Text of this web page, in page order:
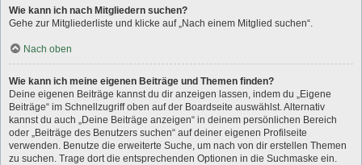
Wie kann ich nach Mitgliedern suchen?
Gehe zur Mitgliederliste und klicke auf „Nach einem Mitglied suchen“.
Nach oben
Wie kann ich meine eigenen Beiträge und Themen finden?
Deine eigenen Beiträge kannst du dir anzeigen lassen, indem du „Eigene
Beiträge“ im Schnellzugriff oben auf der Boardseite auswählst. Alternativ
kannst du auch „Deine Beiträge anzeigen“ in deinem persönlichen Bereich
oder „Beiträge des Benutzers suchen“ auf deiner eigenen Profilseite
verwenden. Benutze die erweiterte Suche, um nach von dir erstellen Themen
zu suchen. Trage dort die entsprechenden Optionen in die Suchmaske ein.